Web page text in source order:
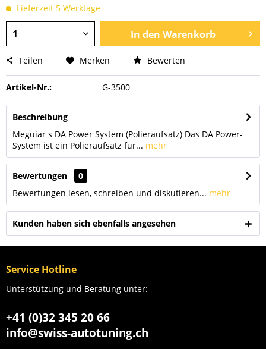
Lieferzeit 5 Werktage
In den Warenkorb
Teilen Merken Bewerten
Artikel-Nr.: G-3500
Beschreibung
Meguiar s DA Power System (Polieraufsatz) Das DA Power-
System ist ein Polieraufsatz für... mehr
Bewertungen
0
Bewertungen lesen, schreiben und diskutieren... mehr
Kunden haben sich ebenfalls angesehen
Service Hotline
Unterstützung und Beratung unter:
+41 (0)32 345 20 66
info@swiss-autotuning.ch